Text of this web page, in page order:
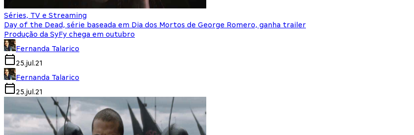
Séries, TV e Streaming
Day of the Dead, série baseada em Dia dos Mortos de George Romero, ganha trailer
Produção da SyFy chega em outubro
Fernanda Talarico
25.jul.21
Fernanda Talarico
25.jul.21